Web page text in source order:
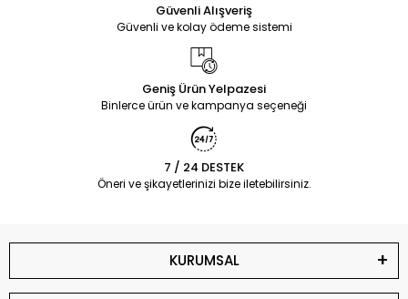
Güvenli Alışveriş
Güvenli ve kolay ödeme sistemi
Geniş Ürün Yelpazesi
Binlerce ürün ve kampanya seçeneği
7 / 24 DESTEK
Öneri ve şikayetlerinizi bize iletebilirsiniz.
KURUMSAL